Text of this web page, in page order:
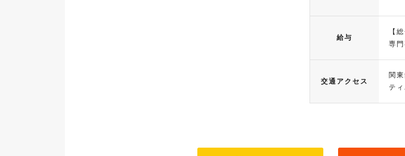
給与
【
専
交通アクセス
関
テ